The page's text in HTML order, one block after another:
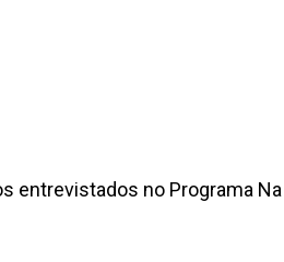
no Programa